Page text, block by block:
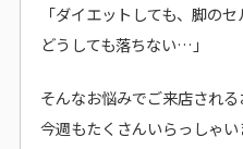
「ダイエットしても、脚の
どうしても落ちない…」
そんなお悩みでご来店される
今週もたくさんいらっしゃい